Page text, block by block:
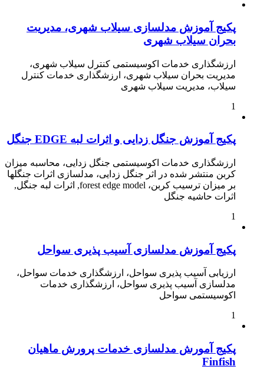
پکیج آموزش مدلسازی سیلاب شهری، مدیریت
بحران سیلاب شهری
ارزشگذاری خدمات اکوسیستمی کنترل سیلاب شهری،
مدیریت بحران سیلاب شهری، ارزشگذاری خدمات کنترل
سیلاب، مدیریت سیلاب شهری
1
پکیج آموزش جنگل زدایی و اثرات لبه EDGE جنگل
ارزشگذاری خدمات اکوسیستمی جنگل زدایی، محاسبه میزان
کربن منتشر شده در اثر جنگل زدایی، مدلسازی اثرات جنگلها
بر میزان ترسیب کربن، forest edge model, اثرات لبه جنگل,
اثرات حاشیه جنگل
1
پکیج آموزش مدلسازی آسیب پذیری سواحل
ارزیابی آسیب پذیری سواحل، ارزشگذاری خدمات سواحل،
مدلسازی آسیب پذیری سواحل، ارزشگذاری خدمات
اکوسیستمی سواحل
1
پکیج آمورش مدلسازی خدمات پرورش ماهیان
Finfish